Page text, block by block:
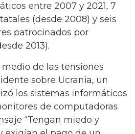
entre 2007 y 2021, 7
(desde 2008) y seis
patrocinados por
2013).
medio de las tensiones
sobre Ucrania, un
los sistemas informáticos
de computadoras
“Tengan miedo y